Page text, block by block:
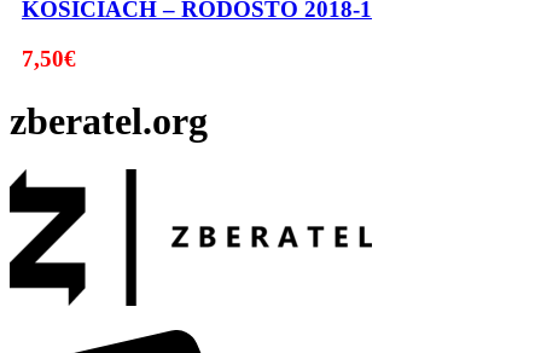
KOŠICIACH – RODOŠTO 2018-1
7,50€
zberatel.org